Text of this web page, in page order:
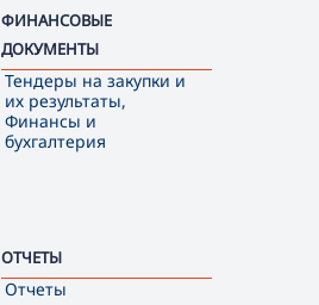
ФИНАНСОВЫЕ
ДОКУМЕНТЫ
Тендеры на закупки и
их результаты,
Финансы и
бухгалтерия
ОТЧЕТЫ
Отчеты